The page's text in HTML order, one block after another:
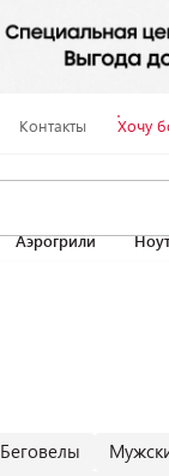
Контакты Хочу
Аэрогрили
Беговелы